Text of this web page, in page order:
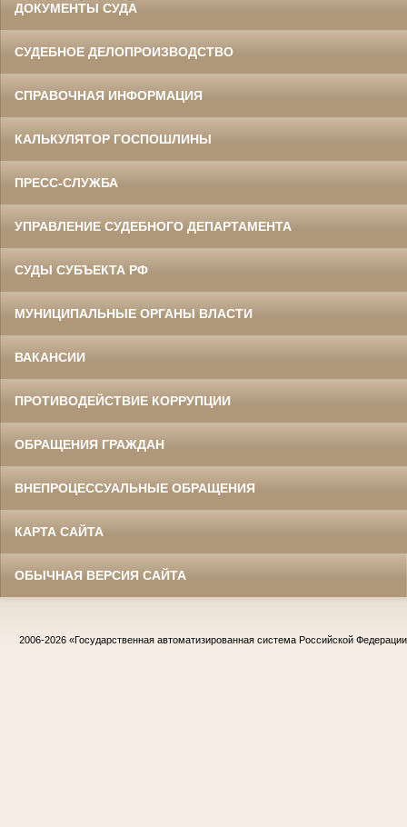
ДОКУМЕНТЫ СУДА
СУДЕБНОЕ ДЕЛОПРОИЗВОДСТВО
СПРАВОЧНАЯ ИНФОРМАЦИЯ
КАЛЬКУЛЯТОР ГОСПОШЛИНЫ
ПРЕСС-СЛУЖБА
УПРАВЛЕНИЕ СУДЕБНОГО ДЕПАРТАМЕНТА
СУДЫ СУБЪЕКТА РФ
МУНИЦИПАЛЬНЫЕ ОРГАНЫ ВЛАСТИ
ВАКАНСИИ
ПРОТИВОДЕЙСТВИЕ КОРРУПЦИИ
ОБРАЩЕНИЯ ГРАЖДАН
ВНЕПРОЦЕССУАЛЬНЫЕ ОБРАЩЕНИЯ
КАРТА САЙТА
ОБЫЧНАЯ ВЕРСИЯ САЙТА
2006-2026 «Государственная автоматизированная система Российской